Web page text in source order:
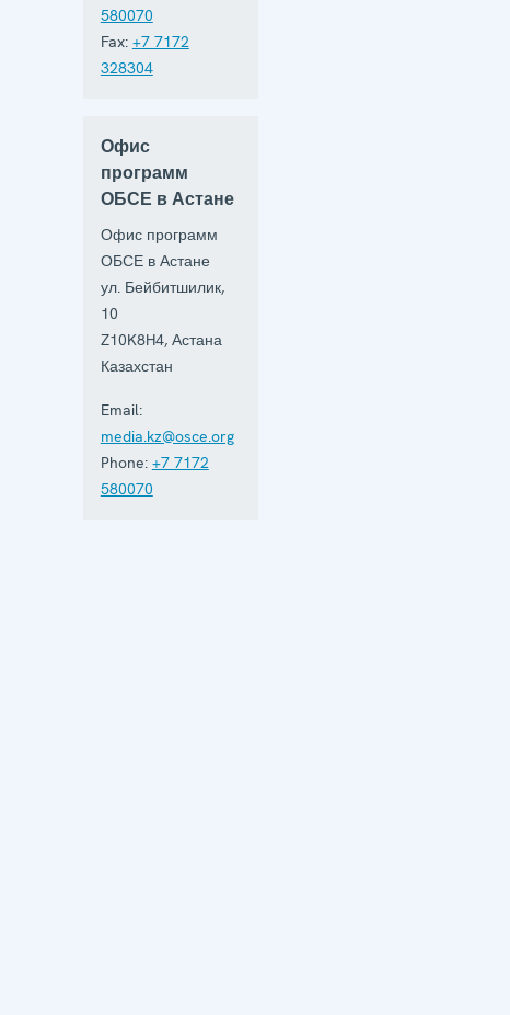
580070
Fax: +7 7172
328304
Офис
программ
ОБСЕ в Астане
Офис программ
ОБСЕ в Астане
ул. Бейбитшилик,
10
Z10K8H4, Астана
Казахстан
Email:
media.kz@osce.org
Phone: +7 7172
580070